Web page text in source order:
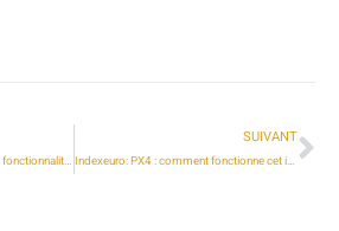
Comprendre l’Indexeuro PX1 : fonctionnalités et avantages pour les traders
SUIVANT
Indexeuro: PX4 : comment fonctionne cet indice de la Bourse de Paris ?